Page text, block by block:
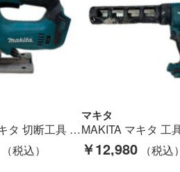
MAKITA マキタ 切断工具 ジグソー コードレス式 18v 71743G JV182D グリーン Bランク
マキタ
￥12,980